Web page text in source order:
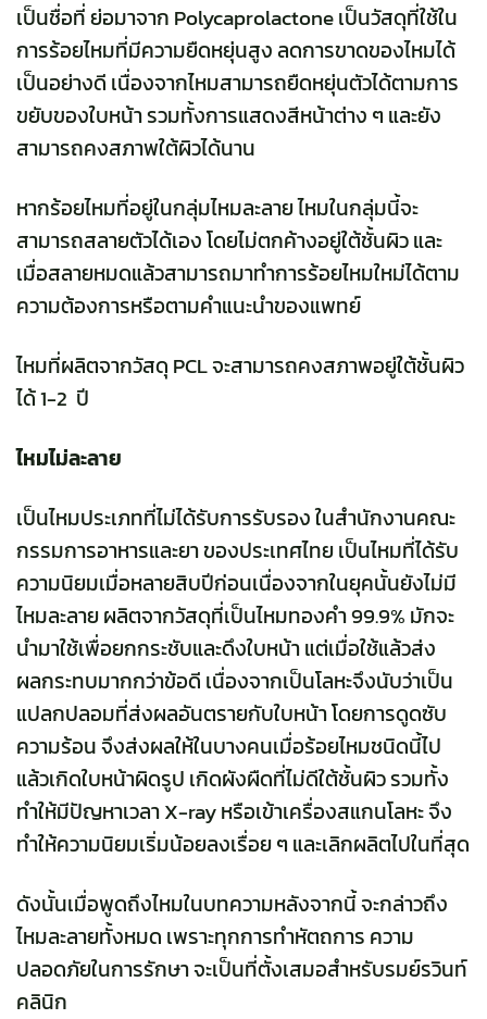
เป็นชื่อที่ ย่อมาจาก Polycaprolactone เป็นวัสดุที่ใช้ใน
การร้อยไหมที่มีความยืดหยุ่นสูง ลดการขาดของไหมได้
เป็นอย่างดี เนื่องจากไหมสามารถยืดหยุ่นตัวได้ตามการ
ขยับของใบหน้า รวมทั้งการแสดงสีหน้าต่าง ๆ และยัง
สามารถคงสภาพใต้ผิวได้นาน
หากร้อยไหมที่อยู่ในกลุ่มไหมละลาย ไหมในกลุ่มนี้จะ
สามารถสลายตัวได้เอง โดยไม่ตกค้างอยู่ใต้ชั้นผิว และ
เมื่อสลายหมดแล้วสามารถมาทำการร้อยไหมใหม่ได้ตาม
ความต้องการหรือตามคำแนะนำของแพทย์
ไหมที่ผลิตจากวัสดุ PCL จะสามารถคงสภาพอยู่ใต้ชั้นผิว
ได้ 1-2 ปี
ไหมไม่ละลาย
เป็นไหมประเภทที่ไม่ได้รับการรับรอง ในสำนักงานคณะ
กรรมการอาหารและยา ของประเทศไทย เป็นไหมที่ได้รับ
ความนิยมเมื่อหลายสิบปีก่อนเนื่องจากในยุคนั้นยังไม่มี
ไหมละลาย ผลิตจากวัสดุที่เป็นไหมทองคำ 99.9% มักจะ
นำมาใช้เพื่อยกกระชับและดึงใบหน้า แต่เมื่อใช้แล้วส่ง
ผลกระทบมากกว่าข้อดี เนื่องจากเป็นโลหะจึงนับว่าเป็น
แปลกปลอมที่ส่งผลอันตรายกับใบหน้า โดยการดูดซับ
ความร้อน จึงส่งผลให้ในบางคนเมื่อร้อยไหมชนิดนี้ไป
แล้วเกิดใบหน้าผิดรูป เกิดผังผืดที่ไม่ดีใต้ชั้นผิว รวมทั้ง
ทำให้มีปัญหาเวลา X-ray หรือเข้าเครื่องสแกนโลหะ จึง
ทำให้ความนิยมเริ่มน้อยลงเรื่อย ๆ และเลิกผลิตไปในที่สุด
ดังนั้นเมื่อพูดถึงไหมในบทความหลังจากนี้ จะกล่าวถึง
ไหมละลายทั้งหมด เพราะทุกการทำหัตถการ ความ
ปลอดภัยในการรักษา จะเป็นที่ตั้งเสมอสำหรับรมย์รวินท์
คลินิก